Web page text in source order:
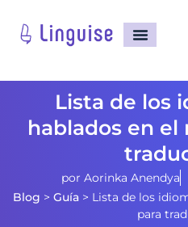
Lista de los
hablados en el
por Aorinka Anendya
Blog > Guía> Lista de los
para